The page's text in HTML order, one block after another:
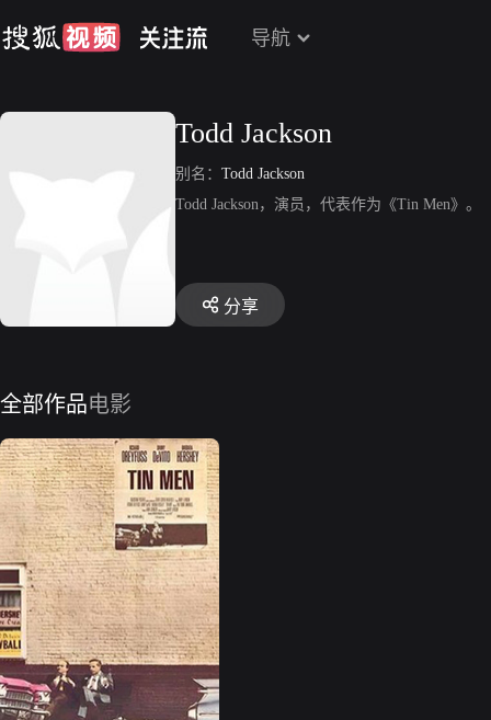
导航
Todd Jackson
别名： Todd Jackson
Todd Jackson，演员，代表作为《Tin Men》。
分享
全部作品电影